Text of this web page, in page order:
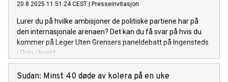
20.8.2025 11:51:24 CEST Presseinvitasjon
Lurer du på hvilke ambisjoner de politiske partiene har på
den internasjonale arenaen? Det kan du få svar på hvis du
kommer på Leger Uten Grensers paneldebatt på Ingensteds
i Oslo i kveld.
Sudan: Minst 40 døde av kolera på en uke